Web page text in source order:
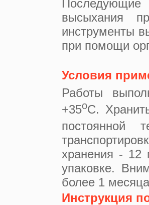
Последующие
высыхания
инструменты
при помощи
Условия
Работы
+35oС.
постоянной
хранения - 12
упаковке.
более 1
Инструкция